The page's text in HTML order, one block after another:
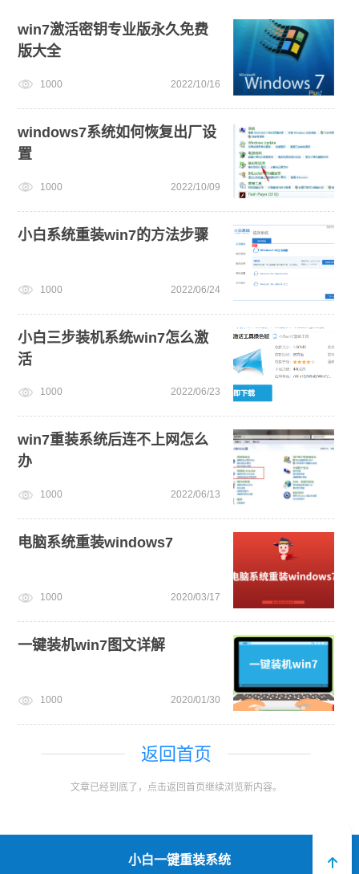
win11系统重装 windows11
win11怎么退回win10 U盘重装系统
win7激活密钥专业版永久免费
版大全
1000 2022/10/16
windows7系统如何恢复出厂设
置
1000 2022/10/09
小白系统重装win7的方法步骤
1000 2022/06/24
小白三步装机系统win7怎么激
活
1000 2022/06/23
win7重装系统后连不上网怎么
办
1000 2022/06/13
电脑系统重装windows7
1000 2020/03/17
一键装机win7图文详解
1000 2020/01/30
返回首页
文章已经到底了，点击返回首页继续浏览新内容。
小白一键重装系统